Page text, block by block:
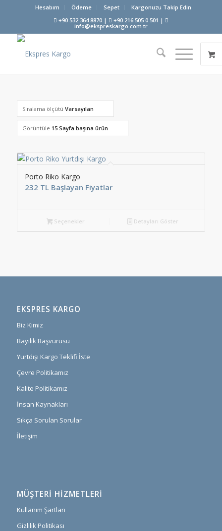
Hesabım Ödeme Sepet
Kargonuzu Takip Edin
+90 532 364 8870 |
+90 216 505 0 501 |
info@ekspreskargo.com.tr
Sıralama ölçütü Varsayılan
Görüntüle 15 Sayfa başına ürün
Porto Riko Kargo
232 TL Başlayan Fiyatlar
Seçenekler Detayları Göster
EKSPRES KARGO
Biz Kimiz
Bayilik Başvurusu
Yurtdışı Kargo Teklifi İste
Çevre Politikamız
Kalite Politikamız
İnsan Kaynakları
Sıkça Sorulan Sorular
İletişim
MÜŞTERI HIZMETLERI
Kullanım Şartları
Gizlilik Politikası